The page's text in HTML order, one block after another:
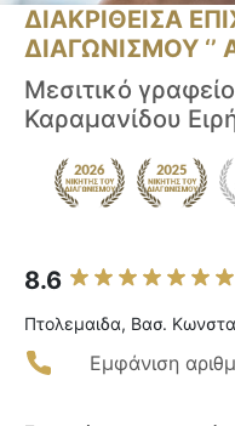
ΔΙΑΚΡΙΘΕΙΣΑ
ΔΙΑΓΩΝΙΣΜΟΥ ‘’
Μεσιτικό
Καραμανίδου
8.6
Πτολεμαιδα, Βασ.
Εμφάνιση